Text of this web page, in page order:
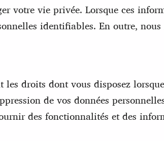
votre vie privée. Lorsque ces
identifiables. En outre,
droits dont vous disposez
de vos données
des fonctionnalités et des